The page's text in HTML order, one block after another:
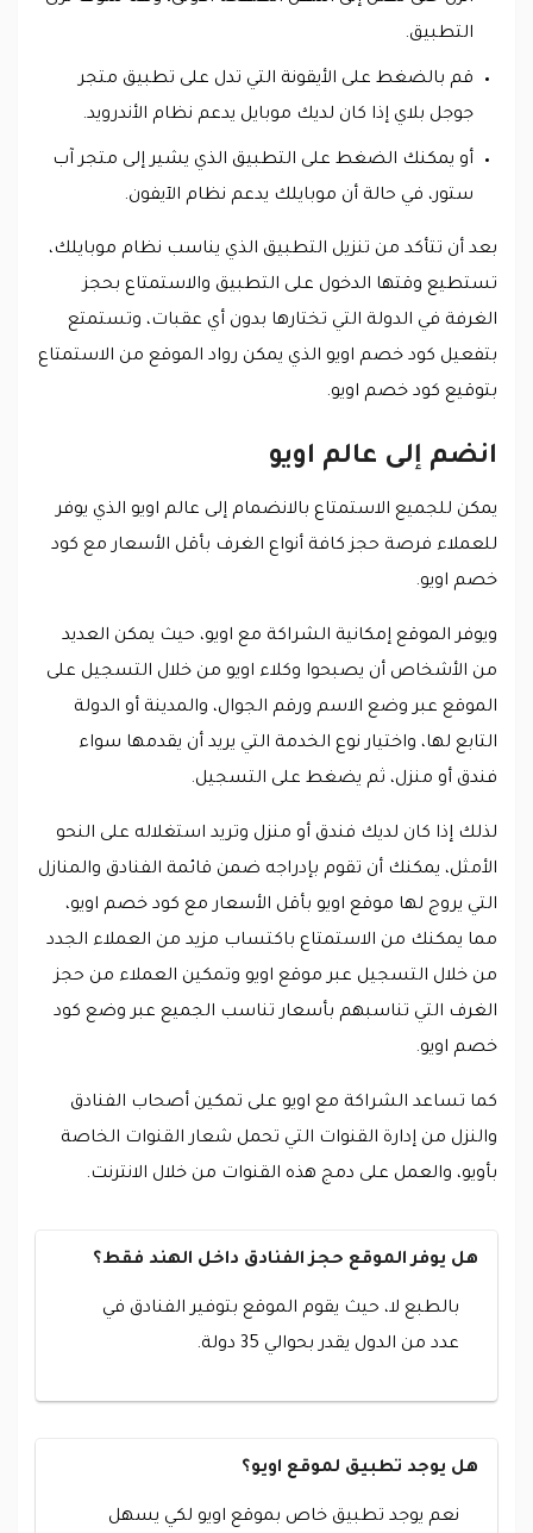
التطبيق.
قم بالضغط على الأيقونة التي تدل على تطبيق متجر
جوجل بلاي إذا كان لديك موبايل يدعم نظام الأندرويد.
أو يمكنك الضغط على التطبيق الذي يشير إلى متجر آب
ستور، في حالة أن موبايلك يدعم نظام الآيفون.
بعد أن تتأكد من تنزيل التطبيق الذي يناسب نظام موبايلك،
تستطيع وقتها الدخول على التطبيق والاستمتاع بحجز
الغرفة في الدولة التي تختارها بدون أي عقبات، وتستمتع
بتفعيل كود خصم اويو الذي يمكن رواد الموقع من الاستمتاع
بتوقيع كود خصم اويو.
انضم إلى عالم اويو
يمكن للجميع الاستمتاع بالانضمام إلى عالم اويو الذي يوفر
للعملاء فرصة حجز كافة أنواع الغرف بأقل الأسعار مع كود
خصم اويو.
ويوفر الموقع إمكانية الشراكة مع اويو، حيث يمكن العديد
من الأشخاص أن يصبحوا وكلاء اويو من خلال التسجيل على
الموقع عبر وضع الاسم ورقم الجوال، والمدينة أو الدولة
التابع لها، واختيار نوع الخدمة التي يريد أن يقدمها سواء
فندق أو منزل، ثم يضغط على التسجيل.
لذلك إذا كان لديك فندق أو منزل وتريد استغلاله على النحو
الأمثل، يمكنك أن تقوم بإدراجه ضمن قائمة الفنادق والمنازل
التي يروج لها موقع اويو بأقل الأسعار مع كود خصم اويو،
مما يمكنك من الاستمتاع باكتساب مزيد من العملاء الجدد
من خلال التسجيل عبر موقع اويو وتمكين العملاء من حجز
الغرف التي تناسبهم بأسعار تناسب الجميع عبر وضع كود
خصم اويو.
كما تساعد الشراكة مع اويو على تمكين أصحاب الفنادق
والنزل من إدارة القنوات التي تحمل شعار القنوات الخاصة
بأويو، والعمل على دمج هذه القنوات من خلال الانترنت.
هل يوفر الموقع حجز الفنادق داخل الهند فقط؟
بالطبع لا، حيث يقوم الموقع بتوفير الفنادق في
عدد من الدول يقدر بحوالي 35 دولة.
هل يوجد تطبيق لموقع اويو؟
نعم يوجد تطبيق خاص بموقع اويو لكي يسهل